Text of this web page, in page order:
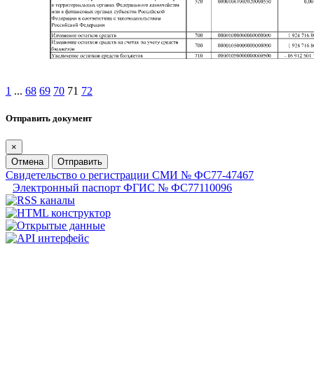
1 ... 68 69 70 71 72
Отправить документ
×
Отмена
Отправить
Свидетельство о регистрации СМИ № ФС77-47467
Электронный паспорт ФГИС № ФС77110096